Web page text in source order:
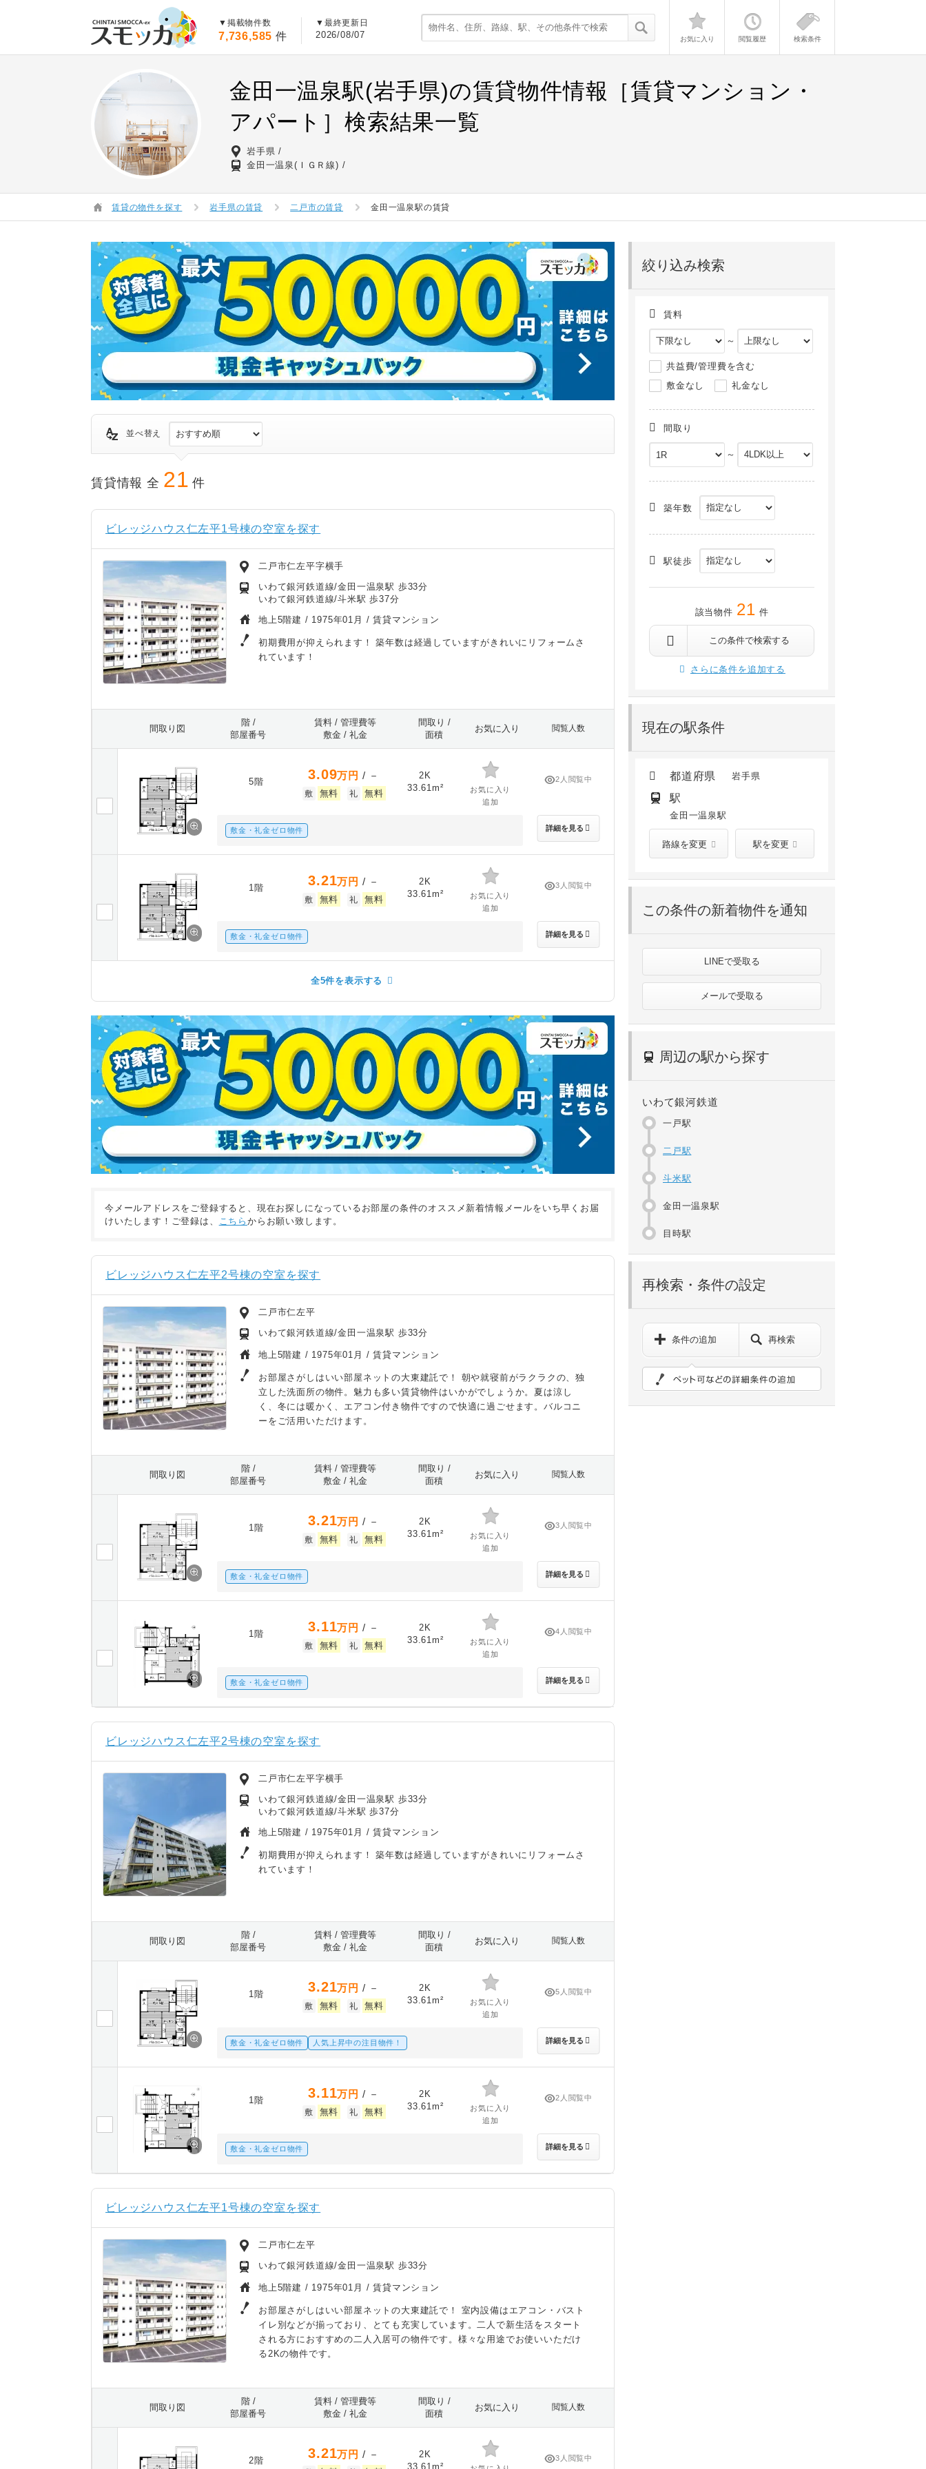
▼掲載物件数
7,736,585 件
▼最終更新日
2026/08/07 お気に入り 閲覧履歴 検索条件
金田一温泉駅(岩手県)の賃貸物件情報［賃貸マンション・
アパート］検索結果一覧
岩手県
金田一温泉(ＩＧＲ線)
賃貸の物件を探す 岩手県の賃貸 二戸市の賃貸 金田一温泉駅の賃貸
絞り込み検索
賃料
～
共益費/管理費を含む
敷金なし
礼金なし
間取り
～
築年数
駅徒歩
該当物件 21 件
この条件で検索する
さらに条件を追加する
現在の駅条件
都道府県 岩手県
駅
金田一温泉駅
路線を変更 駅を変更
この条件の新着物件を通知
LINEで受取る
メールで受取る
周辺の駅から探す
いわて銀河鉄道
一戸駅
二戸駅
斗米駅
金田一温泉駅
目時駅
再検索・条件の設定
条件の追加 再検索
並べ替え
賃貸情報 全 21 件
ビレッジハウス仁左平1号棟の空室を探す
二戸市仁左平字横手
いわて銀河鉄道線/金田一温泉駅 歩33分
いわて銀河鉄道線/斗米駅 歩37分
地上5階建 / 1975年01月 / 賃貸マンション
初期費用が抑えられます！ 築年数は経過していますがきれいにリフォームさ
れています！
間取り図
階 /
部屋番号
賃料 / 管理費等
敷金 / 礼金
間取り /
面積
お気に入り 閲覧人数
5階 3.09万円 / －
敷 無料 礼 無料
2K
33.61m²
お気に入り
追加
敷金・礼金ゼロ物件
2人閲覧中
詳細を見る
1階 3.21万円 / －
敷 無料 礼 無料
2K
33.61m²
お気に入り
追加
敷金・礼金ゼロ物件
3人閲覧中
詳細を見る
全5件を表示する
今メールアドレスをご登録すると、現在お探しになっているお部屋の条件のオススメ新着情報メールをいち早くお届
けいたします！ご登録は、 こちらからお願い致します。
ビレッジハウス仁左平2号棟の空室を探す
二戸市仁左平
いわて銀河鉄道線/金田一温泉駅 歩33分
地上5階建 / 1975年01月 / 賃貸マンション
お部屋さがしはいい部屋ネットの大東建託で！ 朝や就寝前がラクラクの、独
立した洗面所の物件。魅力も多い賃貸物件はいかがでしょうか。夏は涼し
く、冬には暖かく、エアコン付き物件ですので快適に過ごせます。バルコニ
ーをご活用いただけます。
間取り図
階 /
部屋番号
賃料 / 管理費等
敷金 / 礼金
間取り /
面積
お気に入り 閲覧人数
1階 3.21万円 / －
敷 無料 礼 無料
2K
33.61m²
お気に入り
追加
敷金・礼金ゼロ物件
3人閲覧中
詳細を見る
1階 3.11万円 / －
敷 無料 礼 無料
2K
33.61m²
お気に入り
追加
敷金・礼金ゼロ物件
4人閲覧中
詳細を見る
ビレッジハウス仁左平2号棟の空室を探す
二戸市仁左平字横手
いわて銀河鉄道線/金田一温泉駅 歩33分
いわて銀河鉄道線/斗米駅 歩37分
地上5階建 / 1975年01月 / 賃貸マンション
初期費用が抑えられます！ 築年数は経過していますがきれいにリフォームさ
れています！
間取り図
階 /
部屋番号
賃料 / 管理費等
敷金 / 礼金
間取り /
面積
お気に入り 閲覧人数
1階 3.21万円 / －
敷 無料 礼 無料
2K
33.61m²
お気に入り
追加
敷金・礼金ゼロ物件 人気上昇中の注目物件！
5人閲覧中
詳細を見る
1階 3.11万円 / －
敷 無料 礼 無料
2K
33.61m²
お気に入り
追加
敷金・礼金ゼロ物件
2人閲覧中
詳細を見る
ビレッジハウス仁左平1号棟の空室を探す
二戸市仁左平
いわて銀河鉄道線/金田一温泉駅 歩33分
地上5階建 / 1975年01月 / 賃貸マンション
お部屋さがしはいい部屋ネットの大東建託で！ 室内設備はエアコン・バスト
イレ別などが揃っており、とても充実しています。二人で新生活をスタート
される方におすすめの二人入居可の物件です。様々な用途でお使いいただけ
る2Kの物件です。
間取り図
階 /
部屋番号
賃料 / 管理費等
敷金 / 礼金
間取り /
面積
お気に入り 閲覧人数
2階 3.21万円 / －
2K
33.61m²
3人閲覧中